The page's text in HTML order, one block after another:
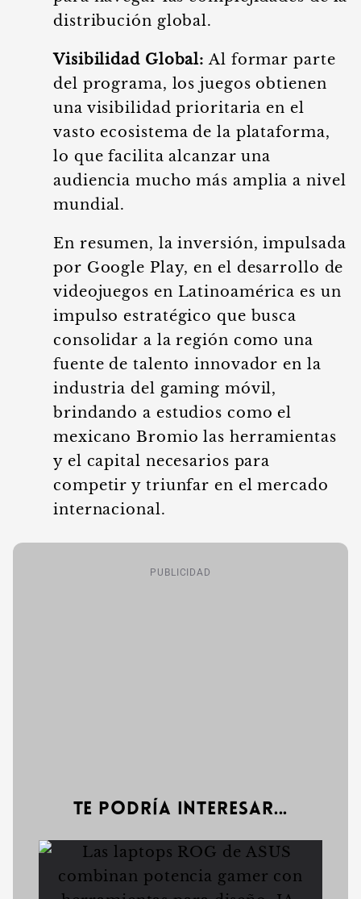
distribución global.
Visibilidad Global:Al formar parte
del programa, los juegos obtienen
una visibilidad prioritaria en el
vasto ecosistema de la plataforma,
lo que facilita alcanzar una
audiencia mucho más amplia a nivel
mundial.
En resumen, la inversión, impulsada
por Google Play, en el desarrollo de
videojuegos en Latinoamérica es un
impulso estratégico que busca
consolidar a la región como una
fuente de talento innovador en la
industria del gaming móvil,
brindando a estudios como el
mexicano Bromio las herramientas
y el capital necesarios para
competir y triunfar en el mercado
internacional.
PUBLICIDAD
Te podría interesar...